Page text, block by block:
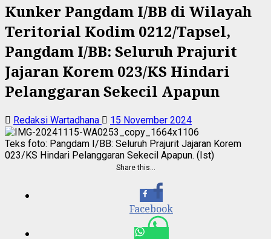
Kunker Pangdam I/BB di Wilayah
Teritorial Kodim 0212/Tapsel,
Pangdam I/BB: Seluruh Prajurit
Jajaran Korem 023/KS Hindari
Pelanggaran Sekecil Apapun
Redaksi Wartadhana 15 November 2024
Teks foto: Pangdam I/BB: Seluruh Prajurit Jajaran Korem
023/KS Hindari Pelanggaran Sekecil Apapun. (Ist)
Share this…
Facebook